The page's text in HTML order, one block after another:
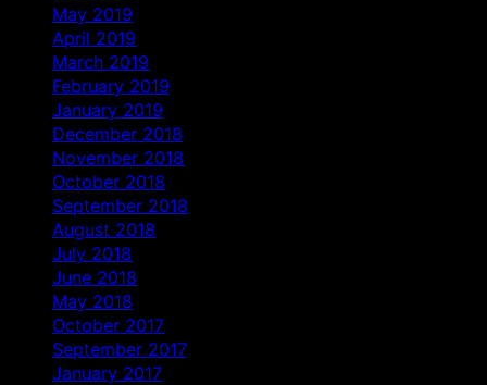
May 2019
April 2019
March 2019
February 2019
January 2019
December 2018
November 2018
October 2018
September 2018
August 2018
July 2018
June 2018
May 2018
October 2017
September 2017
January 2017